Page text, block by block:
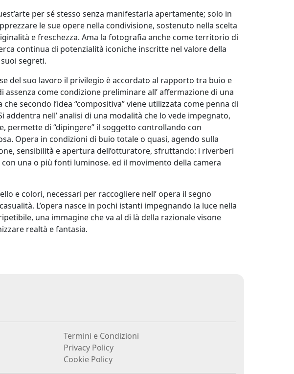
per sé stesso senza manifestarla apertamente; solo in
le sue opere nella condivisione, sostenuto nella scelta
e freschezza. Ama la fotografia anche come territorio di
continua di potenzialità iconiche inscritte nel valore della
segreti.
del suo lavoro il privilegio è accordato al rapporto tra buio e
assenza come condizione preliminare all’ affermazione di una
secondo l’idea “compositiva” viene utilizzata come penna di
nell’ analisi di una modalità che lo vede impegnato,
permette di “dipingere” il soggetto controllando con
Opera in condizioni di buio totale o quasi, agendo sulla
sensibilità e apertura dell’otturatore, sfruttando: i riverberi
una o più fonti luminose. ed il movimento della camera
e colori, necessari per raccogliere nell’ opera il segno
L’opera nasce in pochi istanti impegnando la luce nella
una immagine che va al di là della razionale visone
realtà e fantasia.
Termini e Condizioni
Privacy Policy
Cookie Policy